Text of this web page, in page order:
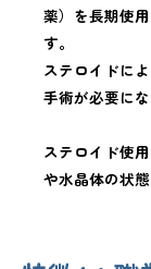
薬）を長期使
す。
ステロイドに
手術が必要に
ステロイド使
や水晶体の状